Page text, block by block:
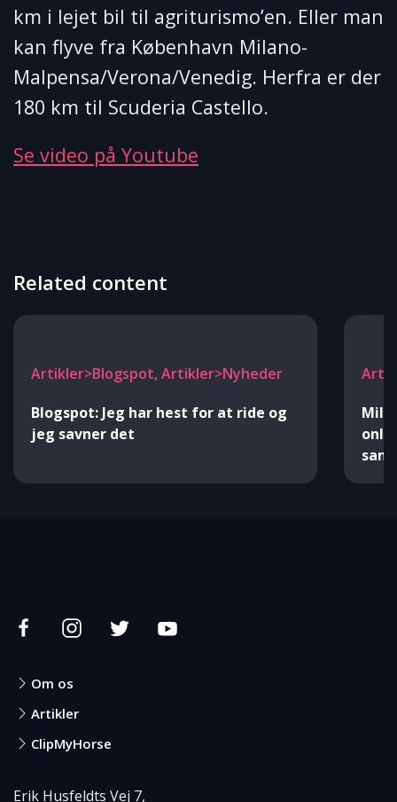
km i lejet bil til agriturismo’en. Eller man
kan flyve fra København Milano-
Malpensa/Verona/Venedig. Herfra er der
180 km til Scuderia Castello.
Se video på Youtube
Related content
Artikler>Blogspot, Artikler>Nyheder
Blogspot: Jeg har hest for at ride og
jeg savner det
Om os
Artikler
ClipMyHorse
Erik Husfeldts Vej 7,